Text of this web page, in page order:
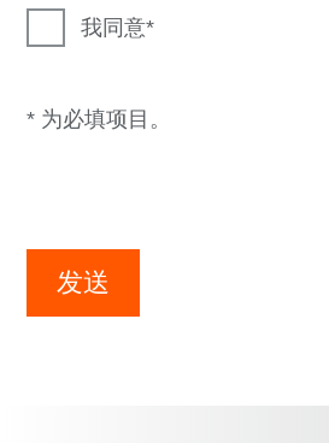
我同意
* 为必填项目。
发送